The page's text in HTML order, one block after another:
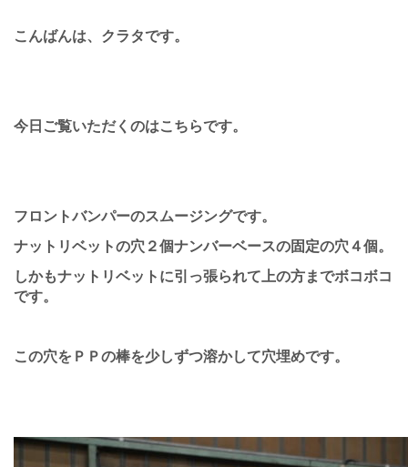
こんばんは、クラタです。
今日ご覧いただくのはこちらです。
フロントバンパーのスムージングです。
ナットリベットの穴２個ナンバーベースの固定の穴４個。
しかもナットリベットに引っ張られて上の方までボコボコ
です。
この穴をＰＰの棒を少しずつ溶かして穴埋めです。